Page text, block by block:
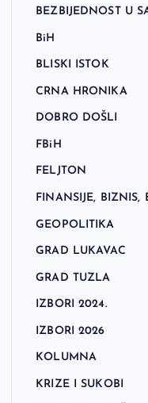
BEZBIJEDNOST U
BiH
BLISKI ISTOK
CRNA HRONIKA
DOBRO DOŠLI
FBiH
FELJTON
FINANSIJE, BIZNIS,
GEOPOLITIKA
GRAD LUKAVAC
GRAD TUZLA
IZBORI 2024.
IZBORI 2026
KOLUMNA
KRIZE I SUKOBI